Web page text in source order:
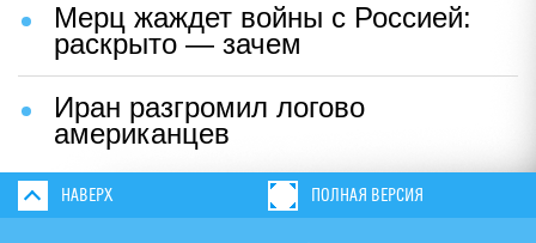
Мерц жаждет войны с Россией:
раскрыто — зачем
Иран разгромил логово
американцев
НАВЕРХ ПОЛНАЯ ВЕРСИЯ